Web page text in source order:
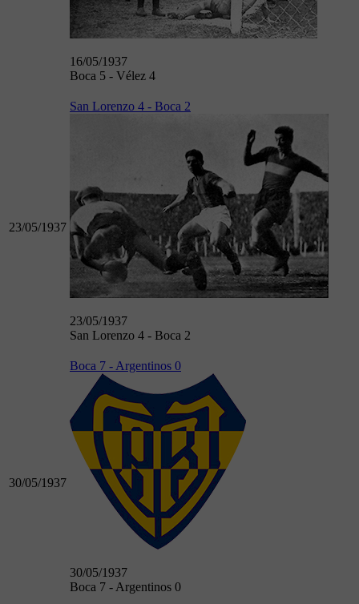
16/05/1937
Boca 5 - Vélez 4
23/05/1937
San Lorenzo 4 - Boca 2
23/05/1937
San Lorenzo 4 - Boca 2
30/05/1937
Boca 7 - Argentinos 0
30/05/1937
Boca 7 - Argentinos 0